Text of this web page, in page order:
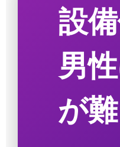
設
男
が